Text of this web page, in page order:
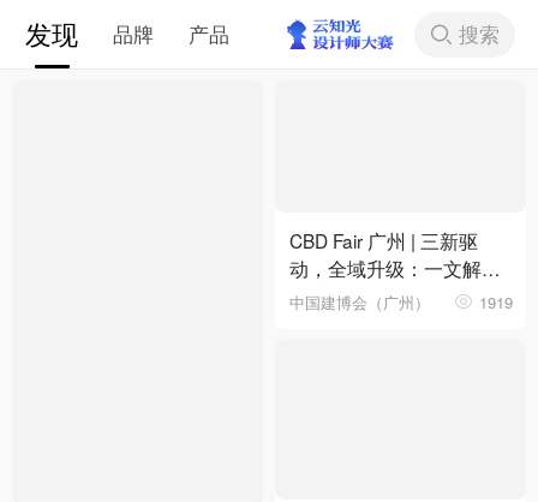
发现 品牌 产品 搜索
下拉刷新
CBD Fair 广州 | 三新驱
动，全域升级：一文解锁
第28届中国建博会（广
中国建博会（广州） 1919